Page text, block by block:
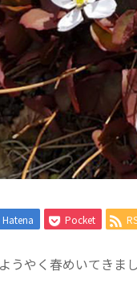
Hatena Pocket
うやく春めいてきまし